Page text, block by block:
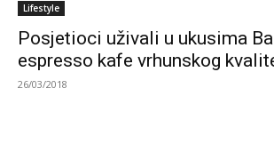
Lifestyle
Posjetioci uživali u ukusima
espresso kafe vrhunskog
26/03/2018